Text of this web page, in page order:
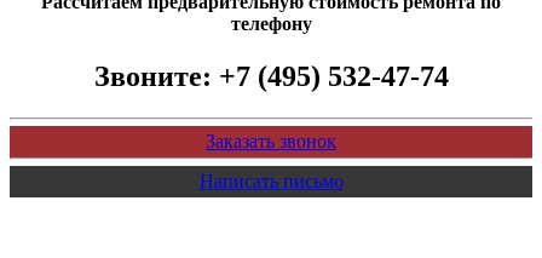
телефону
Звоните: +7 (495) 532-47-74
Заказать звонок
Написать письмо